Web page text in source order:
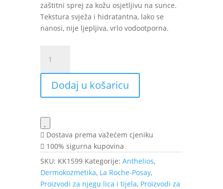
zaštitni sprej za kožu osjetljivu na sunce.
Tekstura svježa i hidratantna, lako se
nanosi, nije ljepljiva, vrlo vodootporna.
Roche-
Posay
Anthelios
nevidljivi
SPF
50+
2x200
ml
PROMO
količina
Dodaj u košaricu
Dostava prema važećem cjeniku
100% sigurna kupovina
SKU: KK1599 Kategorije: Anthelios,
Dermokozmetika, La Roche-Posay,
Proizvodi za njegu lica i tijela, Proizvodi za